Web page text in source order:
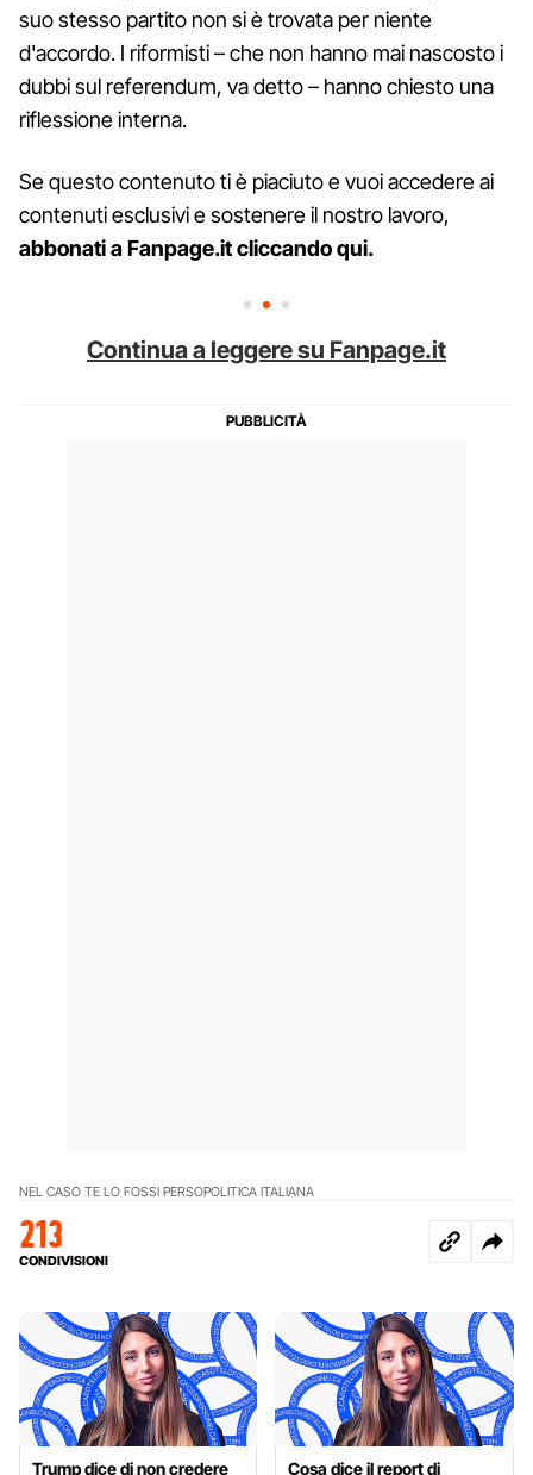
suo stesso partito non si è trovata per niente
d'accordo. I riformisti – che non hanno mai nascosto i
dubbi sul referendum, va detto – hanno chiesto una
riflessione interna.
Se questo contenuto ti è piaciuto e vuoi accedere ai
contenuti esclusivi e sostenere il nostro lavoro,
abbonati a Fanpage.it cliccando qui.
Continua a leggere su Fanpage.it
NEL CASO TE LO FOSSI PERSOPOLITICA ITALIANA
213
CONDIVISIONI
Trump dice di non credere
Cosa dice il report di